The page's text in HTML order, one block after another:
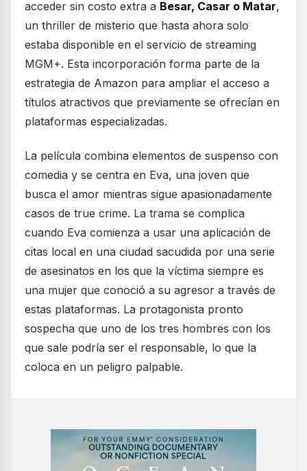
acceder sin costo extra a Besar, Casar o Matar,
un thriller de misterio que hasta ahora solo
estaba disponible en el servicio de streaming
MGM+. Esta incorporación forma parte de la
estrategia de Amazon para ampliar el acceso a
títulos atractivos que previamente se ofrecían en
plataformas especializadas.
La película combina elementos de suspenso con
comedia y se centra en Eva, una joven que
busca el amor mientras sigue apasionadamente
casos de true crime. La trama se complica
cuando Eva comienza a usar una aplicación de
citas local en una ciudad sacudida por una serie
de asesinatos en los que la víctima siempre es
una mujer que conoció a su agresor a través de
estas plataformas. La protagonista pronto
sospecha que uno de los tres hombres con los
que sale podría ser el responsable, lo que la
coloca en un peligro palpable.